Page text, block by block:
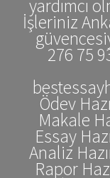
yardımcı
İşleriniz
276 75
Ödev
Makale
Essay
Analiz
Rapor